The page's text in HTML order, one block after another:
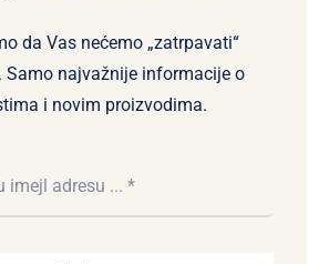
da Vas nećemo „zatrpavati“
Samo najvažnije informacije o
i novim proizvodima.